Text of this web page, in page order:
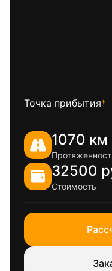
Точка прибытия*
1070 км
32500
Стоимость